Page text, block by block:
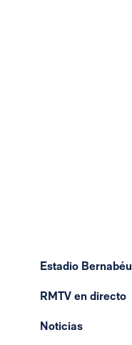
Estadio Bernabéu
RMTV en directo
Noticias